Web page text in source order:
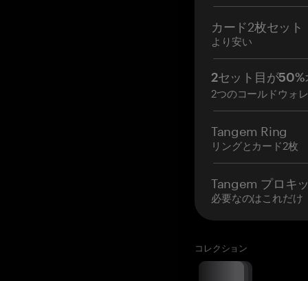
カード2枚セット
より安い
2セット目が50%
2つのコールドウォ
Tangem Ring
リングとカード2枚
Tangem プロキ
必要なのはこれだけ
コレクション